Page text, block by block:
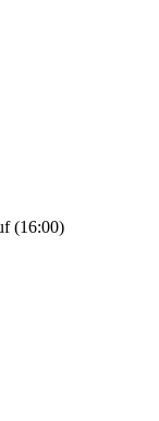
(16:00)